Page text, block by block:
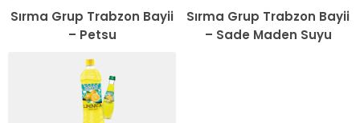
Sırma Grup Trabzon Bayii
– Petsu
Sırma Grup Trabzon Bayii
– Sade Maden Suyu